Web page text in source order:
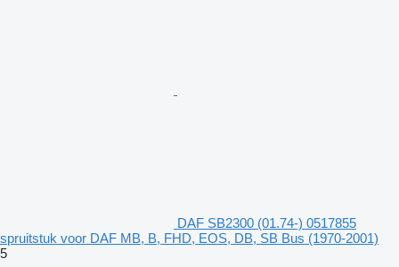
DAF SB2300 (01.74-) 0517855
spruitstuk voor DAF MB, B, FHD, EOS, DB, SB Bus (1970-2001)
5